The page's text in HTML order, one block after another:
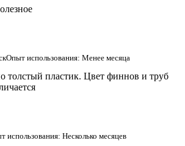
Опыт использования: Менее месяца
толстый пластик. Цвет финнов и труб
использования: Несколько месяцев